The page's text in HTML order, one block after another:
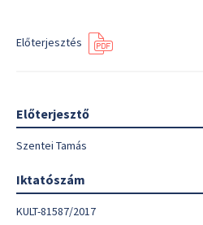
Előterjesztés
Előterjesztő
Szentei Tamás
Iktatószám
KULT-81587/2017